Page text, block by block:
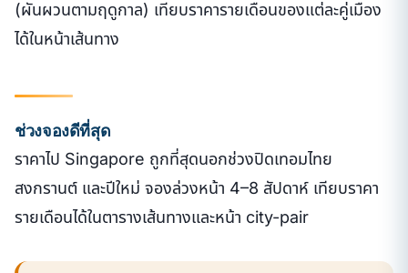
(ผันผวนตามฤดูกาล) เทียบราคารายเดือนของแต่ละคู่เมือง
ได้ในหน้าเส้นทาง
ช่วงจองดีที่สุด
ราคาไป Singapore ถูกที่สุดนอกช่วงปิดเทอมไทย
สงกรานต์ และปีใหม่ จองล่วงหน้า 4–8 สัปดาห์ เทียบราคา
รายเดือนได้ในตารางเส้นทางและหน้า city-pair